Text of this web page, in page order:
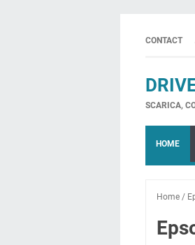
CONTACT
SCARICA,
HOME
Home /